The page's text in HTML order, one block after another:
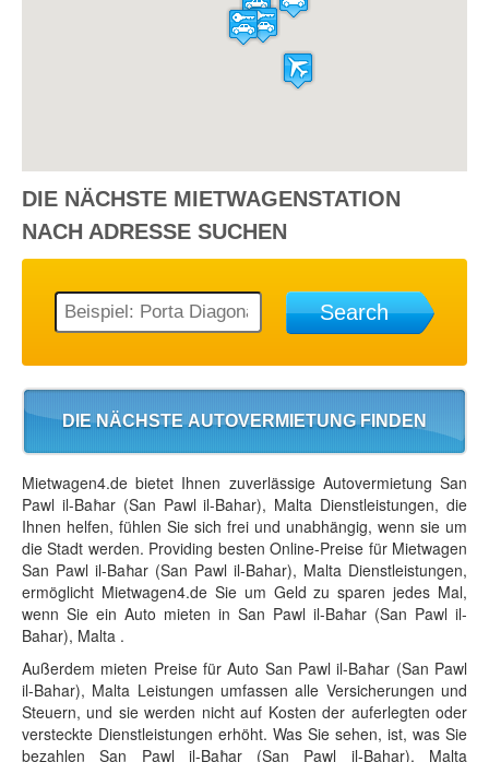
DIE NÄCHSTE MIETWAGENSTATION
NACH ADRESSE SUCHEN
Search
DIE NÄCHSTE AUTOVERMIETUNG FINDEN
Mietwagen4.de bietet Ihnen zuverlässige Autovermietung San
Pawl il-Baħar (San Pawl il-Bahar), Malta Dienstleistungen, die
Ihnen helfen, fühlen Sie sich frei und unabhängig, wenn sie um
die Stadt werden. Providing besten Online-Preise für Mietwagen
San Pawl il-Baħar (San Pawl il-Bahar), Malta Dienstleistungen,
ermöglicht Mietwagen4.de Sie um Geld zu sparen jedes Mal,
wenn Sie ein Auto mieten in San Pawl il-Baħar (San Pawl il-
Bahar), Malta .
Außerdem mieten Preise für Auto San Pawl il-Baħar (San Pawl
il-Bahar), Malta Leistungen umfassen alle Versicherungen und
Steuern, und sie werden nicht auf Kosten der auferlegten oder
versteckte Dienstleistungen erhöht. Was Sie sehen, ist, was Sie
bezahlen San Pawl il-Baħar (San Pawl il-Bahar), Malta